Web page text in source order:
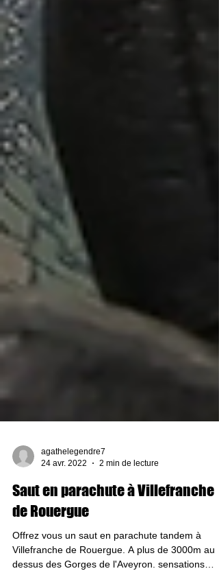
agathelegendre7
24 avr. 2022
Saut en parachute à Villefranche
de Rouergue